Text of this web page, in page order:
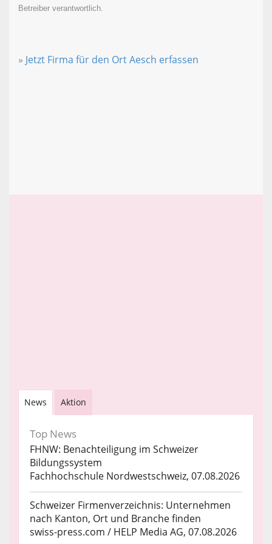
Betreiber verantwortlich.
» Jetzt Firma für den Ort Aesch erfassen
News Aktion
Top News
FHNW: Benachteiligung im Schweizer
Bildungssystem
Fachhochschule Nordwestschweiz, 07.08.2026
Schweizer Firmenverzeichnis: Unternehmen
nach Kanton, Ort und Branche finden
swiss-press.com / HELP Media AG, 07.08.2026